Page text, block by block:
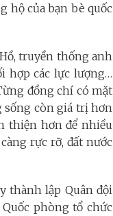
hộ của bạn bè quốc
truyền thống anh
hợp các lực lượng…
đồng chí có mặt
sống còn giá trị hơn
thiện hơn để nhiều
rực rỡ, đất nước
thành lập Quân đội
Quốc phòng tổ chức